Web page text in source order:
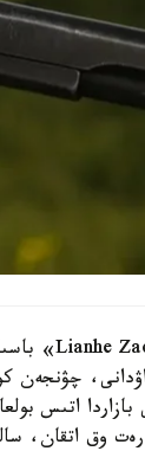
اتىس
وق اتقان،